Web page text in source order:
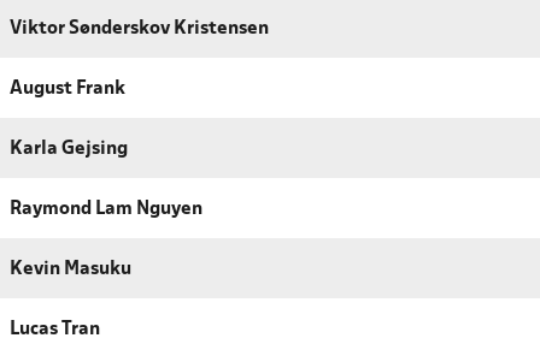
Viktor Sønderskov Kristensen
August Frank
Karla Gejsing
Raymond Lam Nguyen
Kevin Masuku
Lucas Tran